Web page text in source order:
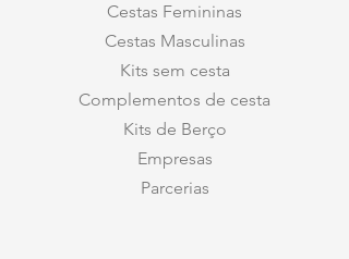
Cestas Femininas
Cestas Masculinas
Kits sem cesta
Complementos de cesta
Kits de Berço
Empresas
Parcerias